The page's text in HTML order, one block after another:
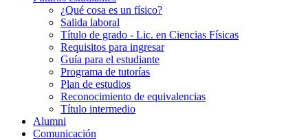
¿Qué cosa es un físico?
Salida laboral
Título de grado - Lic. en Ciencias Físicas
Requisitos para ingresar
Guía para el estudiante
Programa de tutorías
Plan de estudios
Reconocimiento de equivalencias
Título intermedio
Alumni
Comunicación